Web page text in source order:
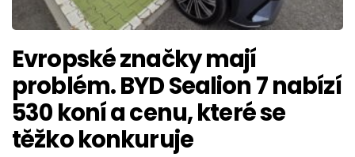
Evropské značky mají
problém. BYD Sealion 7 nabízí
530 koní a cenu, které se
těžko konkuruje